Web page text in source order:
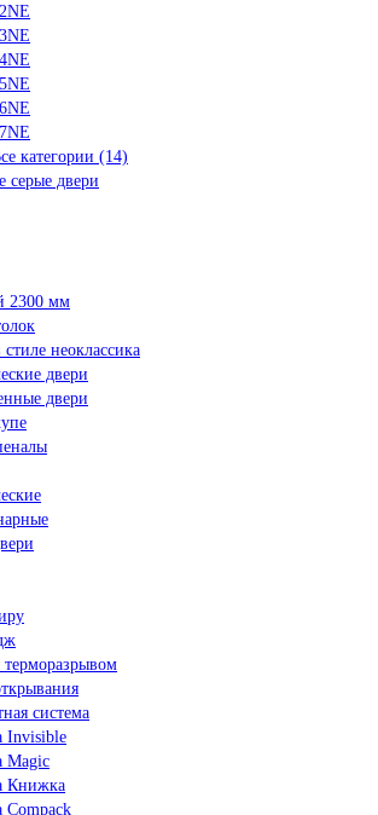
категории (14)
серые двери
2300 мм
неоклассика
двери
двери
терморазрывом
система
Invisible
Magic
Книжка
Compack